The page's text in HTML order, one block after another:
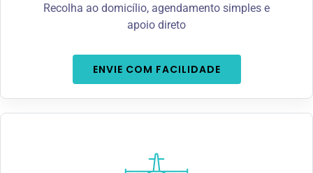
Recolha ao domicílio, agendamento simples e
apoio direto
ENVIE COM FACILIDADE